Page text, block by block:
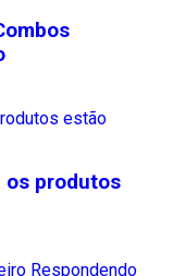
os produtos